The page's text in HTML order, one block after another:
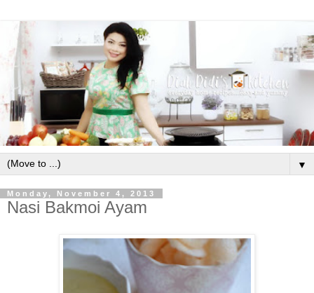
▼
Monday, November 4, 2013
Nasi Bakmoi Ayam